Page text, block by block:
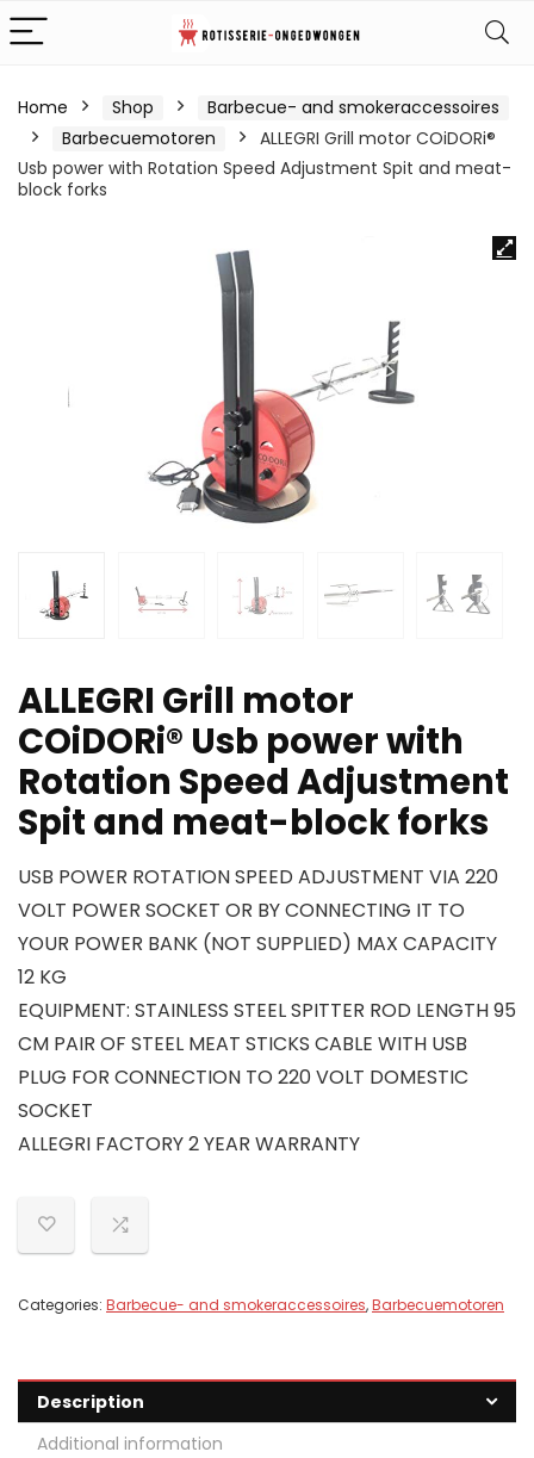
Home Shop
Barbecue- and smokeraccessoires
Barbecuemotoren
ALLEGRI Grill motor COiDORi®
Usb power with Rotation Speed Adjustment Spit and meat-
block forks
ALLEGRI Grill motor
COiDORi® Usb power with
Rotation Speed Adjustment
Spit and meat-block forks
USB POWER ROTATION SPEED ADJUSTMENT VIA 220
VOLT POWER SOCKET OR BY CONNECTING IT TO
YOUR POWER BANK (NOT SUPPLIED) MAX CAPACITY
12 KG
EQUIPMENT: STAINLESS STEEL SPITTER ROD LENGTH 95
CM PAIR OF STEEL MEAT STICKS CABLE WITH USB
PLUG FOR CONNECTION TO 220 VOLT DOMESTIC
SOCKET
ALLEGRI FACTORY 2 YEAR WARRANTY
Categories: Barbecue- and smokeraccessoires,Barbecuemotoren
Description
Additional information